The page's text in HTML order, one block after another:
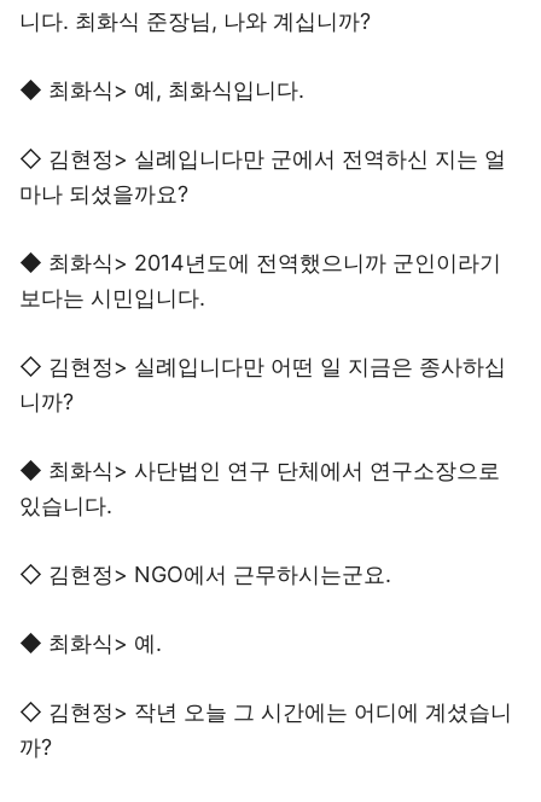
니다. 최화식 준장님, 나와 계십니까?
◆ 최화식> 예, 최화식입니다.
◇ 김현정> 실례입니다만 군에서 전역하신 지는 얼
마나 되셨을까요?
◆ 최화식> 2014년도에 전역했으니까 군인이라기
보다는 시민입니다.
◇ 김현정> 실례입니다만 어떤 일 지금은 종사하십
니까?
◆ 최화식> 사단법인 연구 단체에서 연구소장으로
있습니다.
◇ 김현정> NGO에서 근무하시는군요.
◆ 최화식> 예.
◇ 김현정> 작년 오늘 그 시간에는 어디에 계셨습니
까?